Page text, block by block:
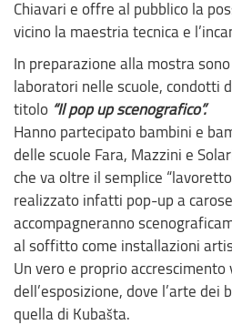
Chiavari e offre al pubblico la
vicino la maestria tecnica e
In preparazione alla mostra
laboratori nelle scuole, condotti
titolo “Il pop up scenografico”.
Hanno partecipato bambini e
delle scuole Fara, Mazzini e
che va oltre il semplice
realizzato infatti pop-up a
accompagneranno
al soffitto come installazioni
Un vero e proprio
dell’esposizione, dove l’arte dei
quella di Kubašta.